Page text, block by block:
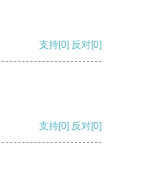
支持[0] 反对[0]
支持[0] 反对[0]